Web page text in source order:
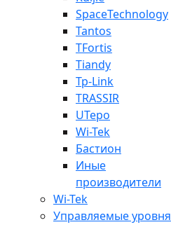
SpaceTechnology
Tantos
TFortis
Tiandy
Tp-Link
TRASSIR
UTepo
Wi-Tek
Бастион
Иные
производители
Wi-Tek
Управляемые уровня